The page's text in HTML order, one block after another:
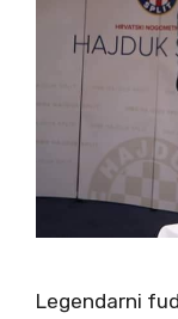
Legendarni